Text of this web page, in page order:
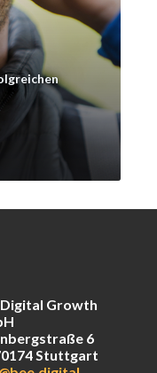
Digital Growth
6
Stuttgart